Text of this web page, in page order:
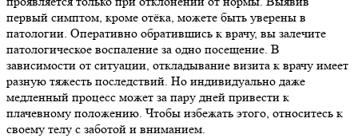
первый симптом, кроме отёка, можете быть уверены в
патологии. Оперативно обратившись к врачу, вы залечите
патологическое воспаление за одно посещение. В
зависимости от ситуации, откладывание визита к врачу имеет
разную тяжесть последствий. Но индивидуально даже
медленный процесс может за пару дней привести к
плачевному положению. Чтобы избежать этого, относитесь к
своему телу с заботой и вниманием.